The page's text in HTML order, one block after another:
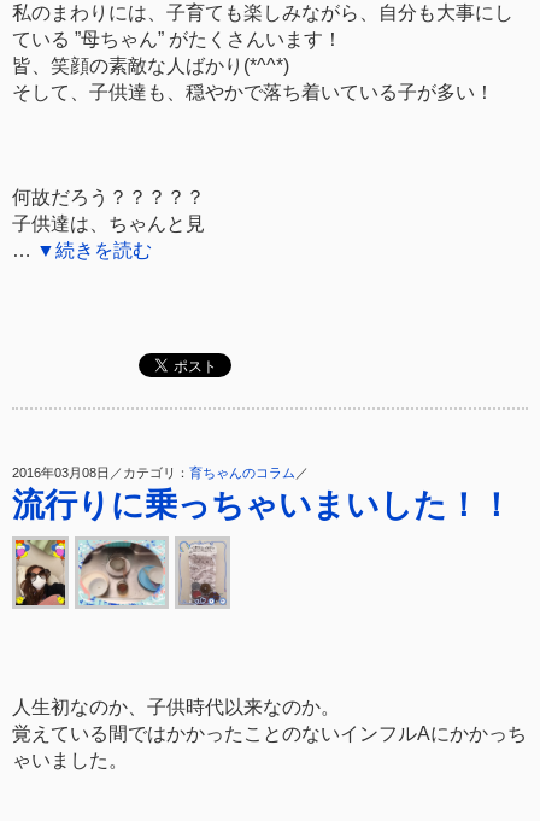
私のまわりには、子育ても楽しみながら、自分も大事にし
ている ”母ちゃん” がたくさんいます！
皆、笑顔の素敵な人ばかり(*^^*)
そして、子供達も、穏やかで落ち着いている子が多い！
何故だろう？？？？？
子供達は、ちゃんと見
… ▼続きを読む
2016年03月08日／カテゴリ： 育ちゃんのコラム ／
流行りに乗っちゃいまいした！！
人生初なのか、子供時代以来なのか。
覚えている間ではかかったことのないインフルAにかかっち
ゃいました。